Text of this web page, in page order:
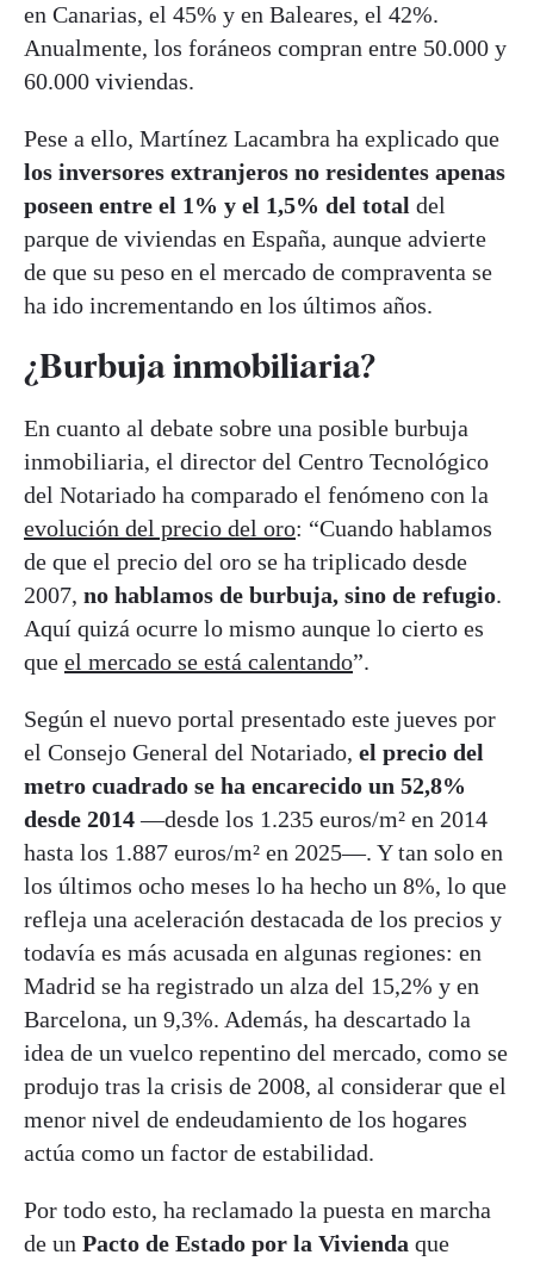
en Canarias, el 45% y en Baleares, el 42%.
Anualmente, los foráneos compran entre 50.000 y
60.000 viviendas.
Pese a ello, Martínez Lacambra ha explicado que
los inversores extranjeros no residentes apenas
poseen entre el 1% y el 1,5% del total del
parque de viviendas en España, aunque advierte
de que su peso en el mercado de compraventa se
ha ido incrementando en los últimos años.
¿Burbuja inmobiliaria?
En cuanto al debate sobre una posible burbuja
inmobiliaria, el director del Centro Tecnológico
del Notariado ha comparado el fenómeno con la
evolución del precio del oro: “Cuando hablamos
de que el precio del oro se ha triplicado desde
2007, no hablamos de burbuja, sino de refugio.
Aquí quizá ocurre lo mismo aunque lo cierto es
que el mercado se está calentando”.
Según el nuevo portal presentado este jueves por
el Consejo General del Notariado, el precio del
metro cuadrado se ha encarecido un 52,8%
desde 2014—desde los 1.235 euros/m² en 2014
hasta los 1.887 euros/m² en 2025—. Y tan solo en
los últimos ocho meses lo ha hecho un 8%, lo que
refleja una aceleración destacada de los precios y
todavía es más acusada en algunas regiones: en
Madrid se ha registrado un alza del 15,2% y en
Barcelona, un 9,3%. Además, ha descartado la
idea de un vuelco repentino del mercado, como se
produjo tras la crisis de 2008, al considerar que el
menor nivel de endeudamiento de los hogares
actúa como un factor de estabilidad.
Por todo esto, ha reclamado la puesta en marcha
de un Pacto de Estado por la Vivienda que